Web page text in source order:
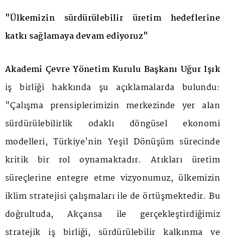
"Ülkemizin sürdürülebilir üretim hedeflerine
katkı sağlamaya devam ediyoruz"
Akademi Çevre Yönetim Kurulu Başkanı Uğur Işık
iş birliği hakkında şu açıklamalarda bulundu:
"Çalışma prensiplerimizin merkezinde yer alan
sürdürülebilirlik odaklı döngüsel ekonomi
modelleri, Türkiye'nin Yeşil Dönüşüm sürecinde
kritik bir rol oynamaktadır. Atıkları üretim
süreçlerine entegre etme vizyonumuz, ülkemizin
iklim stratejisi çalışmaları ile de örtüşmektedir. Bu
doğrultuda, Akçansa ile gerçekleştirdiğimiz
stratejik iş birliği, sürdürülebilir kalkınma ve